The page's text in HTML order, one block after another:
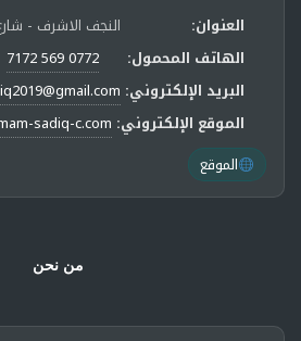
العنوان:
النجف الاشرف -
الهاتف المحمول:
0772 569 7172
البريد الإلكتروني:
الموقع الإلكتروني: sadiq-c.com
الموقع
من نحن